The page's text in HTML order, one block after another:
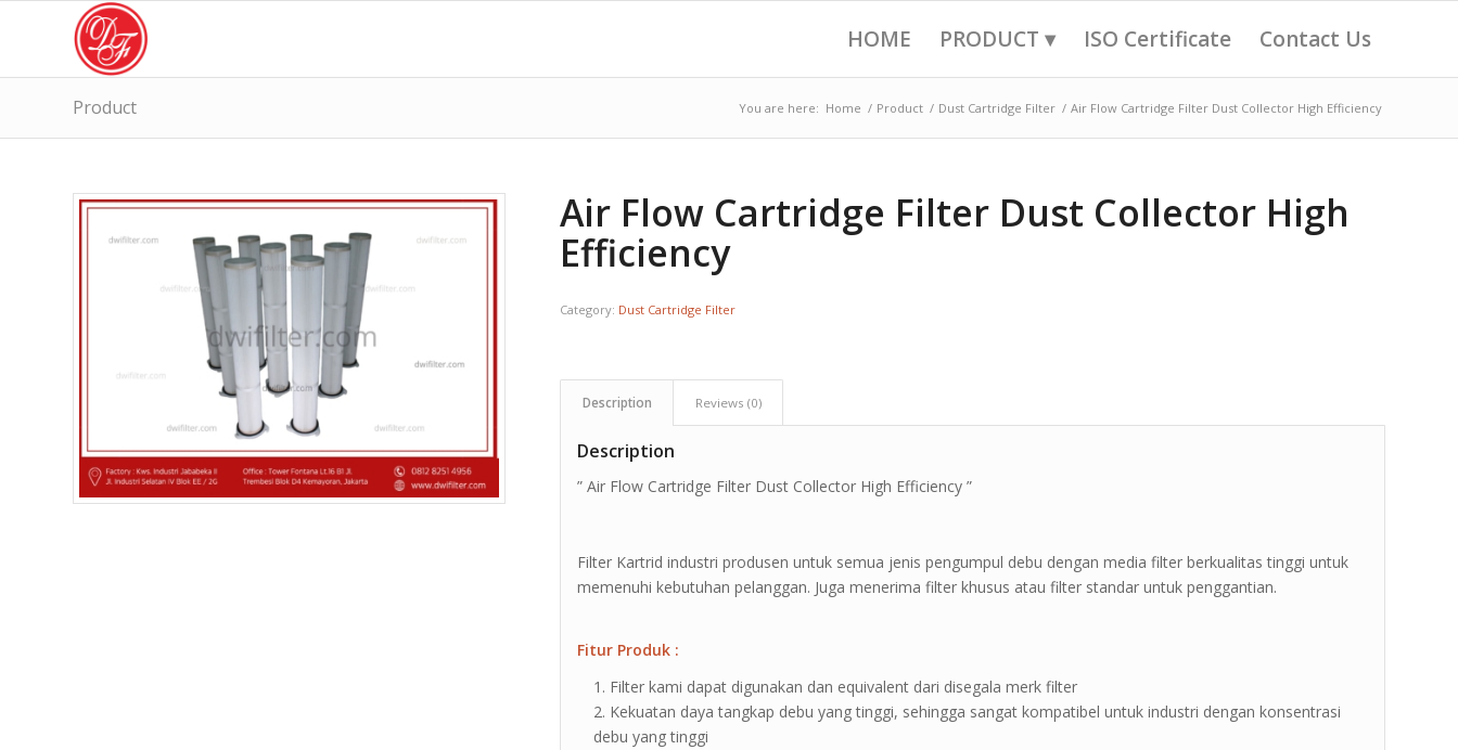
HOME PRODUCT ▾ ISO Certificate Contact Us
Product You are here: Home / Product / Dust Cartridge Filter / Air Flow Cartridge Filter Dust Collector High Efficiency
Air Flow Cartridge Filter Dust Collector High
Efficiency
Category: Dust Cartridge Filter
Description Reviews (0)
Description
” Air Flow Cartridge Filter Dust Collector High Efficiency ”
Filter Kartrid industri produsen untuk semua jenis pengumpul debu dengan media filter berkualitas tinggi untuk
memenuhi kebutuhan pelanggan. Juga menerima filter khusus atau filter standar untuk penggantian.
Fitur Produk :
Filter kami dapat digunakan dan equivalent dari disegala merk filter
Kekuatan daya tangkap debu yang tinggi, sehingga sangat kompatibel untuk industri dengan konsentrasi
debu yang tinggi